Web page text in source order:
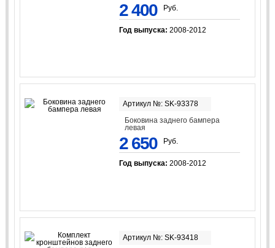
2 400 Руб.
Год выпуска: 2008-2012
Артикул №: SK-93378
Боковина заднего бампера
левая
2 650 Руб.
Год выпуска: 2008-2012
Артикул №: SK-93418